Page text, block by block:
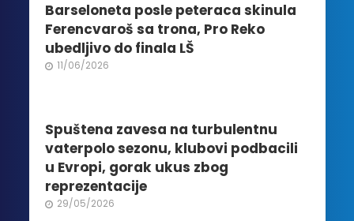
Barseloneta posle peteraca skinula
Ferencvaroš sa trona, Pro Reko
ubedljivo do finala LŠ
11/06/2026
Spuštena zavesa na turbulentnu
vaterpolo sezonu, klubovi podbacili
u Evropi, gorak ukus zbog
reprezentacije
29/05/2026